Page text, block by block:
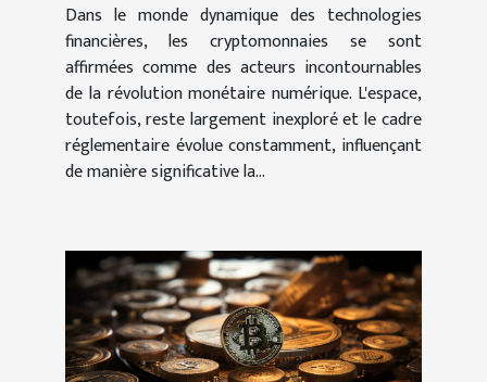
Dans le monde dynamique des technologies
financières, les cryptomonnaies se sont
affirmées comme des acteurs incontournables
de la révolution monétaire numérique. L'espace,
toutefois, reste largement inexploré et le cadre
réglementaire évolue constamment, influençant
de manière significative la...